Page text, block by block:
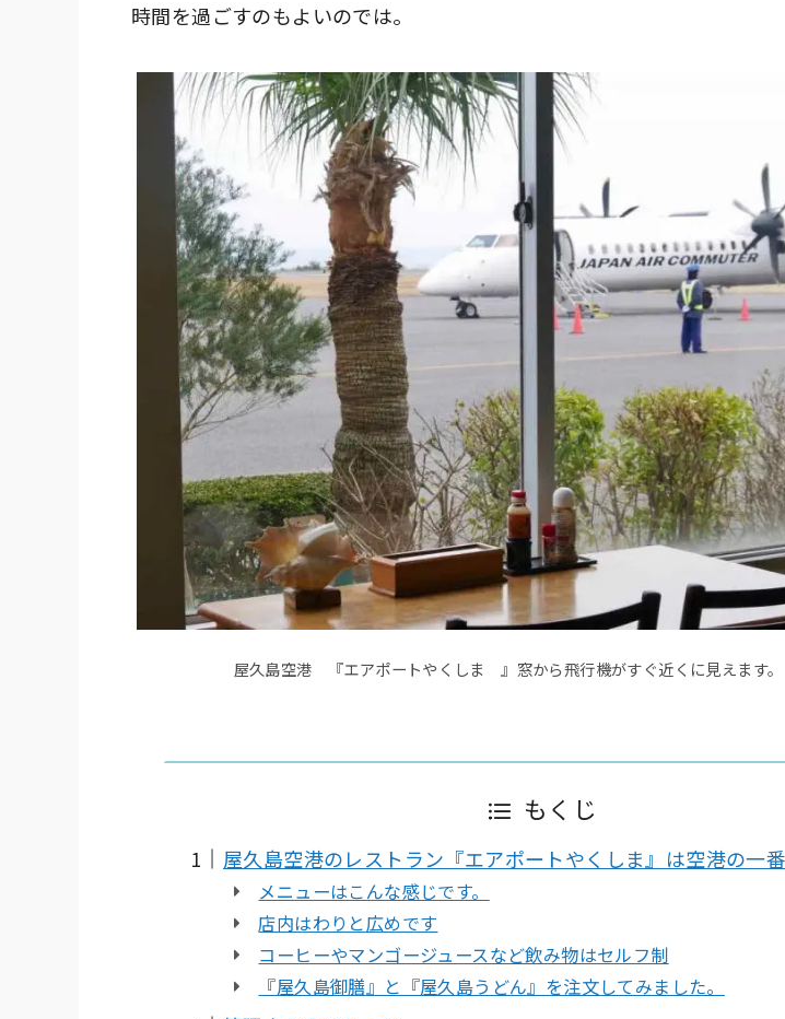
時間を過ごすのもよいのでは。
屋久島空港 『エアポートやくしま 』窓から飛行機がすぐ近くに見えます。
もくじ
屋久島空港のレストラン『エアポートやくしま』は空港の一
メニューはこんな感じです。
店内はわりと広めです
コーヒーやマンゴージュースなど飲み物はセルフ制
『屋久島御膳』と『屋久島うどん』を注文してみました。